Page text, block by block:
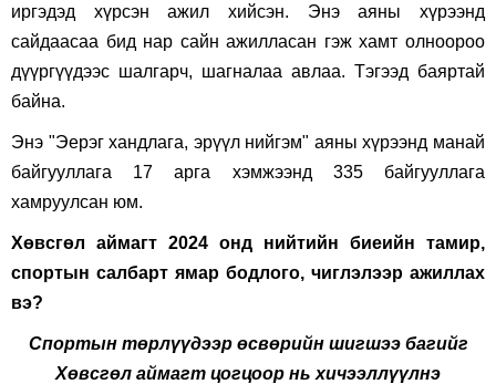
иргэдэд хүрсэн ажил хийсэн. Энэ аяны хүрээнд
сайдаасаа бид нар сайн ажилласан гэж хамт олноороо
дүүргүүдээс шалгарч, шагналаа авлаа. Тэгээд баяртай
байна.
Энэ "Эерэг хандлага, эрүүл нийгэм" аяны хүрээнд манай
байгууллага 17 арга хэмжээнд 335 байгууллага
хамруулсан юм.
Хөвсгөл аймагт 2024 онд нийтийн биеийн тамир,
спортын салбарт ямар бодлого, чиглэлээр ажиллах
вэ?
Спортын төрлүүдээр өсвөрийн шигшээ багийг
Хөвсгөл аймагт цогцоор нь хичээллүүлнэ